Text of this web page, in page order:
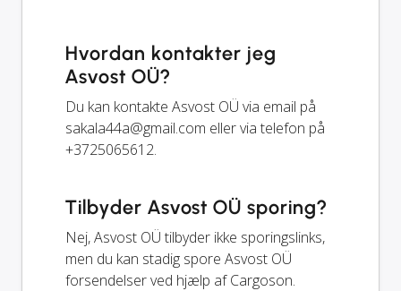
Hvordan kontakter jeg
Asvost OÜ?
Du kan kontakte Asvost OÜ via email på
sakala44a@gmail.com eller via telefon på
+3725065612.
Tilbyder Asvost OÜ sporing?
Nej, Asvost OÜ tilbyder ikke sporingslinks,
men du kan stadig spore Asvost OÜ
forsendelser ved hjælp af Cargoson.